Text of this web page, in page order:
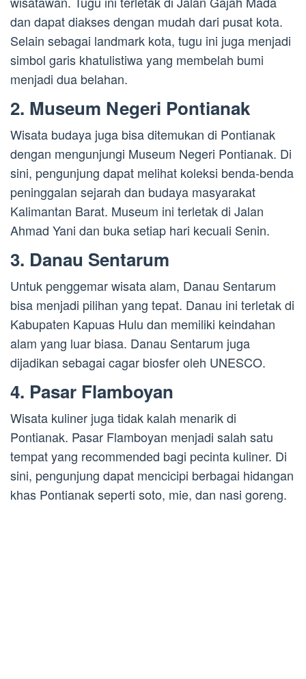
dan dapat diakses dengan mudah dari pusat kota.
Selain sebagai landmark kota, tugu ini juga menjadi
simbol garis khatulistiwa yang membelah bumi
menjadi dua belahan.
2. Museum Negeri Pontianak
Wisata budaya juga bisa ditemukan di Pontianak
dengan mengunjungi Museum Negeri Pontianak. Di
sini, pengunjung dapat melihat koleksi benda-benda
peninggalan sejarah dan budaya masyarakat
Kalimantan Barat. Museum ini terletak di Jalan
Ahmad Yani dan buka setiap hari kecuali Senin.
3. Danau Sentarum
Untuk penggemar wisata alam, Danau Sentarum
bisa menjadi pilihan yang tepat. Danau ini terletak di
Kabupaten Kapuas Hulu dan memiliki keindahan
alam yang luar biasa. Danau Sentarum juga
dijadikan sebagai cagar biosfer oleh UNESCO.
4. Pasar Flamboyan
Wisata kuliner juga tidak kalah menarik di
Pontianak. Pasar Flamboyan menjadi salah satu
tempat yang recommended bagi pecinta kuliner. Di
sini, pengunjung dapat mencicipi berbagai hidangan
khas Pontianak seperti soto, mie, dan nasi goreng.